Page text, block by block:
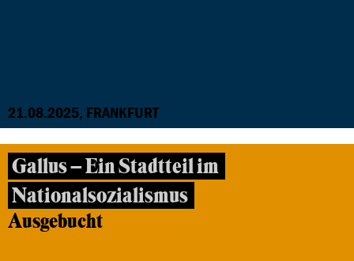
21.08.2025, FRANKFURT
Gallus – Ein Stadtteil im
Nationalsozialismus
Ausgebucht